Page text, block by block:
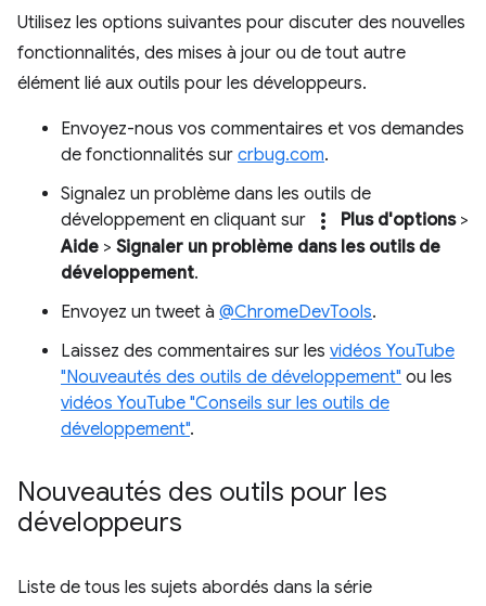
Utilisez les options suivantes pour discuter des nouvelles
fonctionnalités, des mises à jour ou de tout autre
élément lié aux outils pour les développeurs.
Envoyez-nous vos commentaires et vos demandes
de fonctionnalités sur crbug.com.
Signalez un problème dans les outils de
développement en cliquant sur
more_vert Plus d'options>
Aide > Signaler un problème dans les outils de
développement.
Envoyez un tweet à @ChromeDevTools.
Laissez des commentaires sur les vidéos YouTube
"Nouveautés des outils de développement" ou les
vidéos YouTube "Conseils sur les outils de
développement".
Nouveautés des outils pour les
développeurs
Liste de tous les sujets abordés dans la série